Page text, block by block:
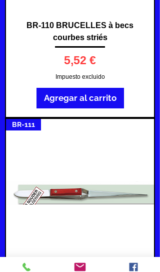
BR-110 BRUCELLES à becs
courbes striés
Precio
5,52 €
Impuesto excluido
Agregar al carrito
BR-111